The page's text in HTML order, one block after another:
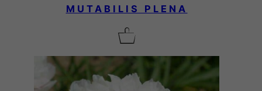
MUTABILIS PLENA